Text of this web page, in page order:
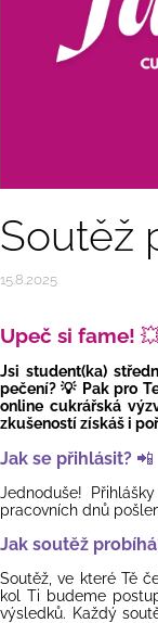
Soutěž
15.8.2025
Upeč si fame!
Jsi student(ka)
pečení? 💡 Pak pro
online cukrářská
zkušeností získáš i
Jak se přihlásit? 📲
Jednoduše!
pracovních dnů
Jak soutěž
Soutěž, ve které Tě
kol Ti budeme
výsledků. Každý